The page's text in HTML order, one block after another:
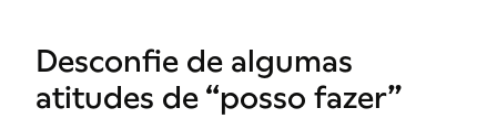
Desconfie de algumas
atitudes de “posso fazer”